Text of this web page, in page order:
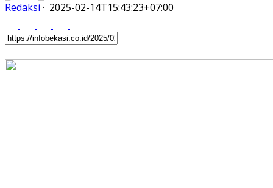
Redaksi · 2025-02-14T15:43:23+07:00